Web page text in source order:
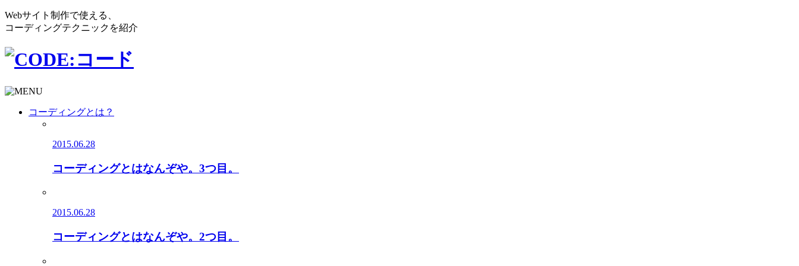
Webサイト制作で使える、
コーディングテクニックを紹介
コーディングとは？
2015.06.28
コーディングとはなんぞや。3つ目。
2015.06.28
コーディングとはなんぞや。2つ目。